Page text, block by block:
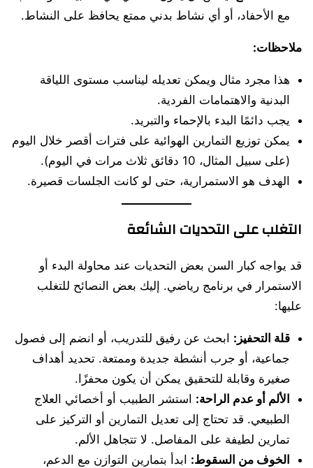
مع الأحفاد، أو أي نشاط بدني ممتع يحافظ على النشاط.
ملاحظات:
هذا مجرد مثال ويمكن تعديله ليناسب مستوى اللياقة
البدنية والاهتمامات الفردية.
يجب دائمًا البدء بالإحماء والتبريد.
يمكن توزيع التمارين الهوائية على فترات أقصر خلال اليوم
(على سبيل المثال، 10 دقائق ثلاث مرات في اليوم).
الهدف هو الاستمرارية، حتى لو كانت الجلسات قصيرة.
التغلب على التحديات الشائعة
قد يواجه كبار السن بعض التحديات عند محاولة البدء أو
الاستمرار في برنامج رياضي. إليك بعض النصائح للتغلب
عليها:
قلة التحفيز: ابحث عن رفيق للتدريب، أو انضم إلى فصول
جماعية، أو جرب أنشطة جديدة وممتعة. تحديد أهداف
صغيرة وقابلة للتحقيق يمكن أن يكون محفزًا.
الألم أو عدم الراحة: استشر الطبيب أو أخصائي العلاج
الطبيعي. قد تحتاج إلى تعديل التمارين أو التركيز على
تمارين لطيفة على المفاصل. لا تتجاهل الألم.
الخوف من السقوط: ابدأ بتمارين التوازن مع الدعم،